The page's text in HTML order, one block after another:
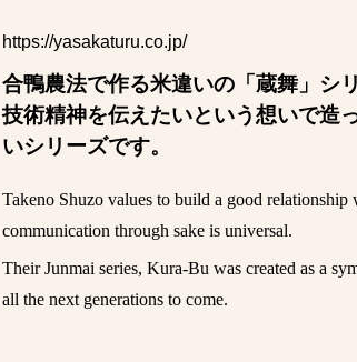
https://yasakaturu.co.jp/
合鴨農法で作る米違いの「蔵舞」シ
技術精神を伝えたいという想いで造
いシリーズです。
Takeno Shuzo values to build a good
communication through sake is universal.
Their Junmai series, Kura-Bu was created as a
all the next generations to come.